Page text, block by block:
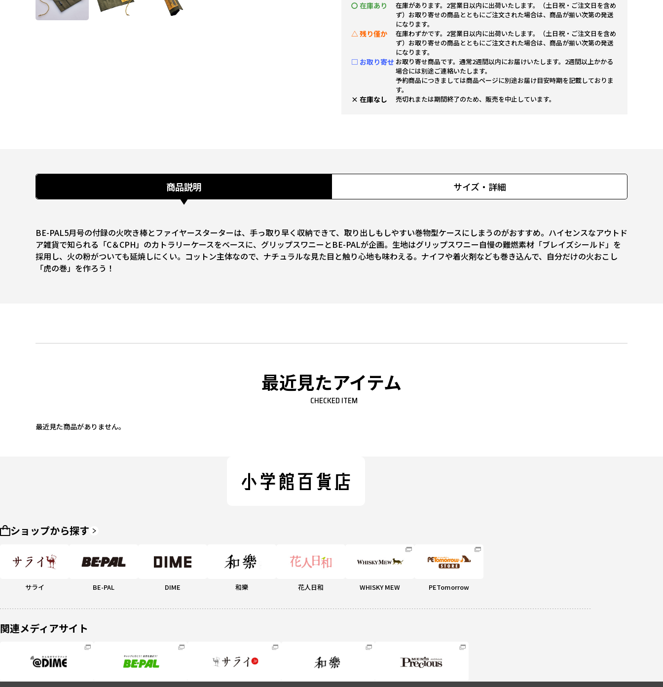
〇 在庫あり
在庫があります。2営業日以内に出荷いたします。（土日祝・ご注文日を含め
ず）お取り寄せの商品とともにご注文された場合は、商品が揃い次第の発送
になります。
△ 残り僅か
在庫わずかです。2営業日以内に出荷いたします。（土日祝・ご注文日を含め
ず）お取り寄せの商品とともにご注文された場合は、商品が揃い次第の発送
になります。
□ お取り寄せ お取り寄せ商品です。通常2週間以内にお届けいたします。2週間以上かかる
場合には別途ご連絡いたします。
予約商品につきましては商品ページに別途お届け目安時期を記載しておりま
す。
× 在庫なし 売切れまたは期間終了のため、販売を中止しています。
商品説明 サイズ・詳細
BE-PAL5月号の付録の火吹き棒とファイヤースターターは、手っ取り早く収納できて、取り出しもしやすい巻物型ケースにしまうのがおすすめ。ハイセンスなアウトド
ア雑貨で知られる「C＆CPH」のカトラリーケースをベースに、グリップスワニーとBE-PALが企画。生地はグリップスワニー自慢の難燃素材「ブレイズシールド」を
採用し、火の粉がついても延焼しにくい。コットン主体なので、ナチュラルな見た目と触り心地も味わえる。ナイフや着火剤なども巻き込んで、自分だけの火おこし
「虎の巻」を作ろう！
最近見たアイテム
CHECKED ITEM
最近見た商品がありません。
ショップから探す
サライ BE-PAL DIME 和樂 花人日和 WHISKY MEW PETomorrow
関連メディアサイト